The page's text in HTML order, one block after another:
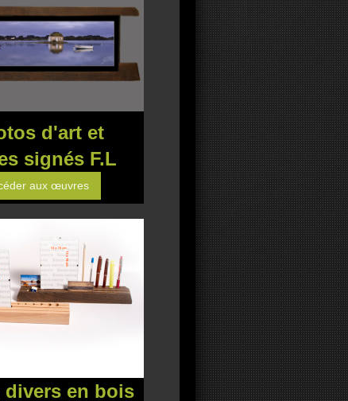
d'art et
signés F.L
aux œuvres
divers en bois